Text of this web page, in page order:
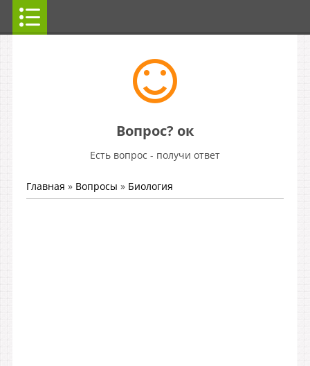
Вопрос? ок
Есть вопрос - получи ответ
Главная » Вопросы » Биология